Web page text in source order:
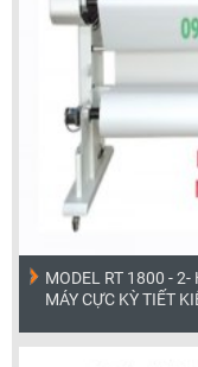
MODEL RT 1800 - 2-
MÁY CỰC KỲ TIẾT